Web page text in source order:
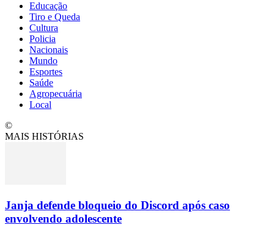
Educação
Tiro e Queda
Cultura
Policia
Nacionais
Mundo
Esportes
Saúde
Agropecuária
Local
©
MAIS HISTÓRIAS
Janja defende bloqueio do Discord após caso
envolvendo adolescente